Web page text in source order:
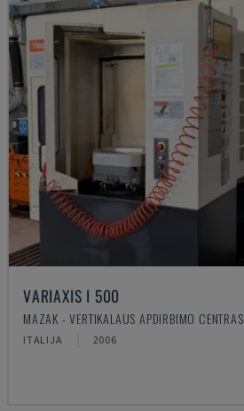
VARIAXIS I 500
MAZAK - VERTIKALAUS APDIRBIMO CENTRAS
ITALIJA 2006